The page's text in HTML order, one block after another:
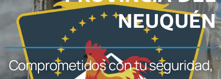
NEUQUÉN
Comprometidos con tu seguridad,